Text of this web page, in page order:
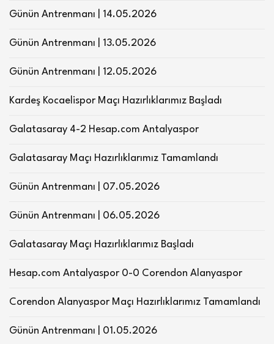
Günün Antrenmanı | 14.05.2026
Günün Antrenmanı | 13.05.2026
Günün Antrenmanı | 12.05.2026
Kardeş Kocaelispor Maçı Hazırlıklarımız Başladı
Galatasaray 4-2 Hesap.com Antalyaspor
Galatasaray Maçı Hazırlıklarımız Tamamlandı
Günün Antrenmanı | 07.05.2026
Günün Antrenmanı | 06.05.2026
Galatasaray Maçı Hazırlıklarımız Başladı
Hesap.com Antalyaspor 0-0 Corendon Alanyaspor
Corendon Alanyaspor Maçı Hazırlıklarımız Tamamlandı
Günün Antrenmanı | 01.05.2026